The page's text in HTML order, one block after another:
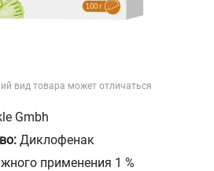
вид товара может отличаться
Gmbh
Диклофенак
применения 1 %